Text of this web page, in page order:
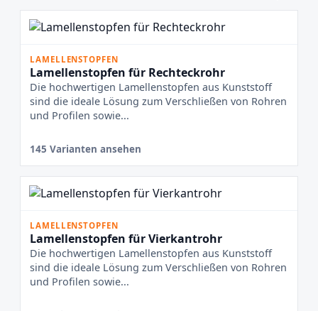
LAMELLENSTOPFEN
Lamellenstopfen für Rechteckrohr
Die hochwertigen Lamellenstopfen aus Kunststoff
sind die ideale Lösung zum Verschließen von Rohren
und Profilen sowie...
145 Varianten ansehen
LAMELLENSTOPFEN
Lamellenstopfen für Vierkantrohr
Die hochwertigen Lamellenstopfen aus Kunststoff
sind die ideale Lösung zum Verschließen von Rohren
und Profilen sowie...